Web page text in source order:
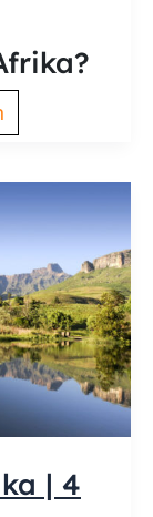
| 4